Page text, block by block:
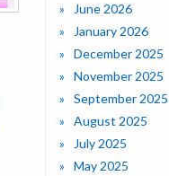
June 2026
January 2026
December 2025
November 2025
September 2025
August 2025
July 2025
May 2025